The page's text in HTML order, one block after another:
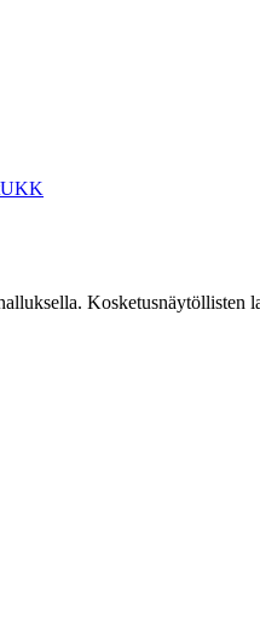
UKK
Kosketusnäytöllisten